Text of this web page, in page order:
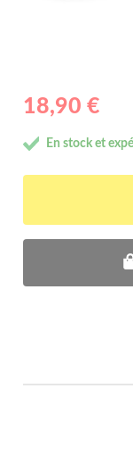
18,90 €
En stock et